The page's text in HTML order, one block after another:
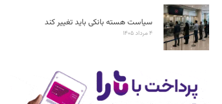
سیاست هسته بانکی باید تغییر کند
۴ مرداد ۱۴۰۵